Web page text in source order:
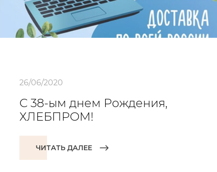
26/06/2020
С 38-ым днем Рождения,
ХЛЕБПРОМ!
ЧИТАТЬ ДАЛЕЕ